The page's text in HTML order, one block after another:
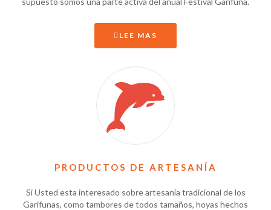
LEE MAS
PRODUCTOS DE ARTESANÍA
Si Usted esta interesado sobre artesanía tradicional de los
Garifunas, como tambores de todos tamaños, hoyas hechos